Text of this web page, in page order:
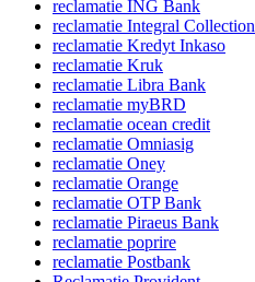
reclamatie ING Bank
reclamatie Integral Collection
reclamatie Kredyt Inkaso
reclamatie Kruk
reclamatie Libra Bank
reclamatie myBRD
reclamatie ocean credit
reclamatie Omniasig
reclamatie Oney
reclamatie Orange
reclamatie OTP Bank
reclamatie Piraeus Bank
reclamatie poprire
reclamatie Postbank